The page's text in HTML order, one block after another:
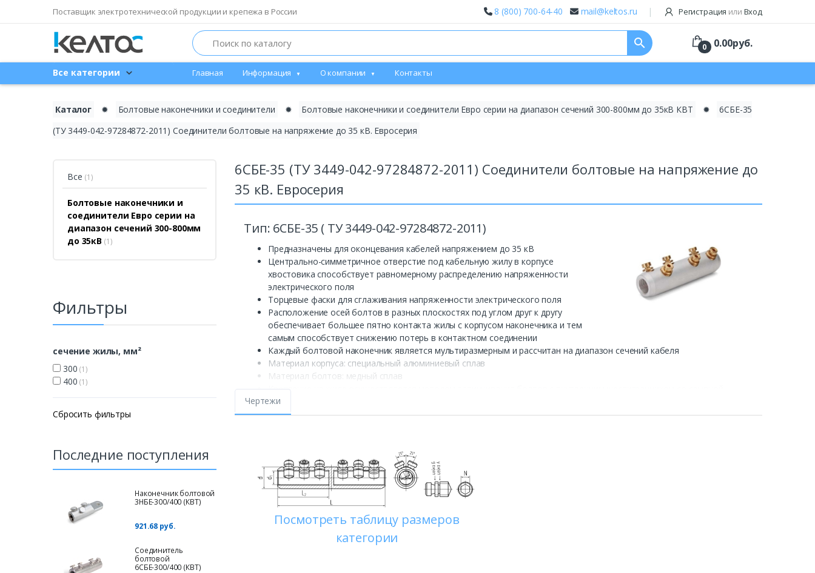
Поставщик электротехнической продукции и крепежа в России 8 (800) 700-64-40 mail@keltos.ru Регистрация или Вход
Search search 0 0.00руб.
Все категории Главная Информация О компании Контакты
Каталог ✹ Болтовые наконечники и соединители ✹ Болтовые наконечники и соединители Евро серии на диапазон сечений 300-800мм до 35кВ КВТ ✹
6СБЕ-35
(ТУ 3449-042-97284872-2011) Соединители болтовые на напряжение до 35 кВ. Евросерия
Все (1)
Болтовые наконечники и
соединители Евро серии на
диапазон сечений 300-800мм
до 35кВ (1)
Фильтры
сечение жилы, мм²
300 (1)
400 (1)
Сбросить фильтры
Последние поступления
Наконечник болтовой
3НБЕ-300/400 (КВТ)
921.68 руб.
Соединитель
болтовой
6СБЕ-300/400 (КВТ)
6СБЕ-35 (ТУ 3449-042-97284872-2011) Соединители болтовые на напряжение до
35 кВ. Евросерия
Тип: 6СБЕ-35 ( ТУ 3449-042-97284872-2011)
Предназначены для оконцевания кабелей напряжением до 35 кВ
Центрально-симметричное отверстие под кабельную жилу в корпусе
хвостовика способствует равномерному распределению напряженности
электрического поля
Торцевые фаски для сглаживания напряженности электрического поля
Расположение осей болтов в разных плоскостях под углом друг к другу
обеспечивает большее пятно контакта жилы с корпусом наконечника и тем
самым способствует снижению потерь в контактном соединении
Каждый болтовой наконечник является мультиразмерным и рассчитан на диапазон сечений кабеля
Материал корпуса: специальный алюминиевый сплав
Материал болтов: медный сплав
Крепление на жиле осуществляется методом завинчивания болтов с внутренним шестигранником со срывной
головкой. Болтовые головки срываются при достижении установленного момента, обеспечивающего оптимальные
механические и электрические свойства контактного соединения
Внутренний шестигранник в головке болта позволяет производить монтаж наконечников в условиях ограниченного
пространства
Лопатка болтовых наконечников «КВТ» смещена относительно центральной оси и расположена на ступень ниже
цилиндрического корпуса
Рифленая накатка на внутренней поверхности цилиндрической части наконечников увеличивает площадь и
механическую прочность контактного соединения
На лопатке каждого наконечника выбита маркировка с указанием номинального диапазона сечений кабеля и
логотипа производителя
Чертежи
Посмотреть таблицу размеров
категории